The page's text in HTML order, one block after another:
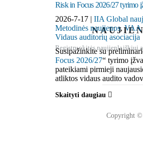
Risk in Focus 2026/27 tyrimo
2026-7-17 | IIA Global
Metodinės naujienos,VAA
Vidaus auditorių asociacija
Susipažinkite su
Focus 2026/27“ tyrimo
pateikiami pirmieji
atliktos vidaus audito
Skaityti daugiau
Registruokitės naujienlaiškiui
Copyright ©